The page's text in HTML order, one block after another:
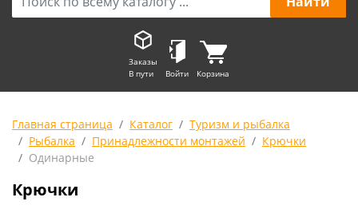
Заказы
В пути
Войти Корзина
Главная страница Каталог
Туризм и рыбалка
Рыбалка
Принадлежности монтажей
Крючки
Одинарные
Крючки